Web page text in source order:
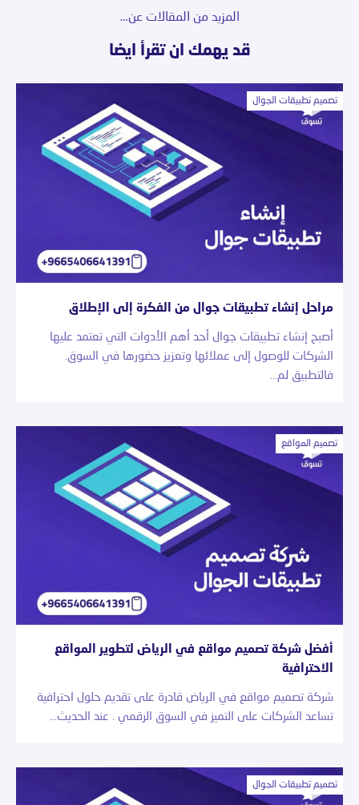
المزيد من المقالات عن…
قد يهمك ان تقرأ ايضا
تصميم تطبيقات الجوال
مراحل إنشاء تطبيقات جوال من الفكرة إلى الإطلاق
أصبح إنشاء تطبيقات جوال أحد أهم الأدوات التي تعتمد عليها
الشركات للوصول إلى عملائها وتعزيز حضورها في السوق.
فالتطبيق لم…
تصميم المواقع
أفضل شركة تصميم مواقع في الرياض لتطوير المواقع
الاحترافية
شركة تصميم مواقع في الرياض قادرة على تقديم حلول احترافية
تساعد الشركات على التميز في السوق الرقمي . عند الحديث…
تصميم تطبيقات الجوال